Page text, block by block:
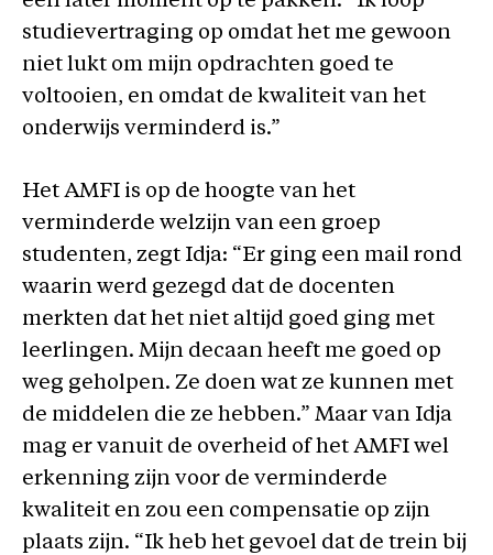
studievertraging op omdat het me gewoon
niet lukt om mijn opdrachten goed te
voltooien, en omdat de kwaliteit van het
onderwijs verminderd is.”
Het AMFI is op de hoogte van het
verminderde welzijn van een groep
studenten, zegt Idja: “Er ging een mail rond
waarin werd gezegd dat de docenten
merkten dat het niet altijd goed ging met
leerlingen. Mijn decaan heeft me goed op
weg geholpen. Ze doen wat ze kunnen met
de middelen die ze hebben.” Maar van Idja
mag er vanuit de overheid of het AMFI wel
erkenning zijn voor de verminderde
kwaliteit en zou een compensatie op zijn
plaats zijn. “Ik heb het gevoel dat de trein bij